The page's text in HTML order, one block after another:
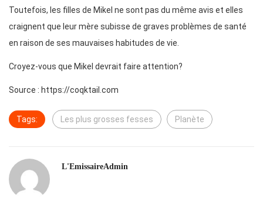
Toutefois, les filles de Mikel ne sont pas du même avis et elles
craignent que leur mère subisse de graves problèmes de santé
en raison de ses mauvaises habitudes de vie.
Croyez-vous que Mikel devrait faire attention?
Source : https://coqktail.com
Tags: Les plus grosses fesses Planète
L'EmissaireAdmin